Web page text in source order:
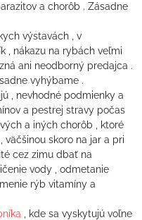
a chorôb . Zásadne
výstavách , v
, nákazu na rybách veľmi
ani neodborný predajca .
vyhýbame .
, nevhodné podmienky a
a pestrej stravy počas
a iných chorôb , ktoré
skoro na jar a pri
cez zimu dbať na
vody , odmetanie
rýb vitamíny a
, kde sa vyskytujú voľne